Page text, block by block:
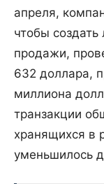
апреля,
чтобы создать
продажи,
632 доллара,
миллиона
транзакции
хранящихся в
уменьшилось